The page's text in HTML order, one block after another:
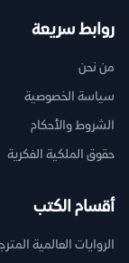
روابط سريعة
من نحن
سياسة الخصوصية
الشروط والأحكام
حقوق الملكية الفكرية
أقسام الكتب
الروايات العالمية